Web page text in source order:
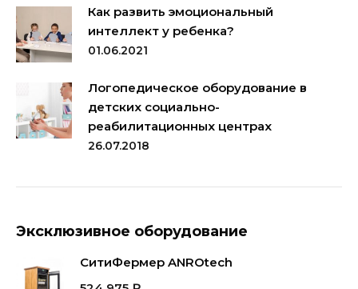
Как развить эмоциональный
интеллект у ребенка?
01.06.2021
Логопедическое оборудование в
детских социально-
реабилитационных центрах
26.07.2018
Эксклюзивное оборудование
СитиФермер ANROtech